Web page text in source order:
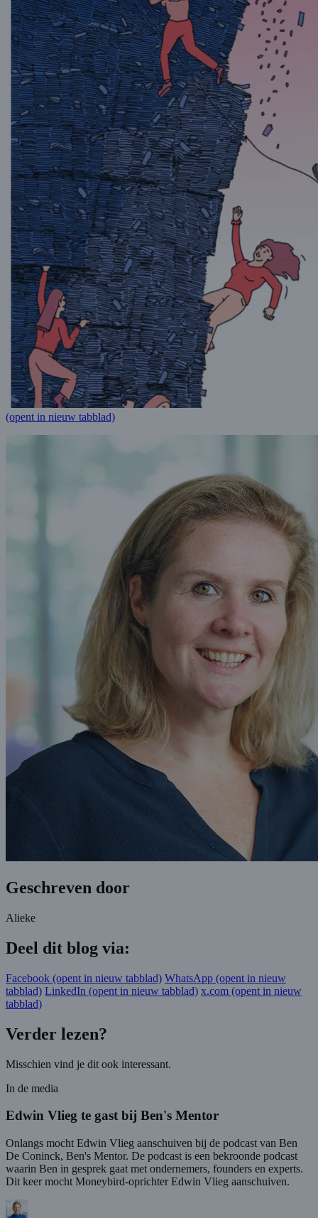
(opent in nieuw tabblad)
Geschreven door
Alieke
Deel dit blog via:
Facebook (opent in nieuw tabblad) WhatsApp (opent in nieuw
tabblad) LinkedIn (opent in nieuw tabblad) x.com (opent in nieuw
tabblad)
Verder lezen?
Misschien vind je dit ook interessant.
In de media
Edwin Vlieg te gast bij Ben's Mentor
Onlangs mocht Edwin Vlieg aanschuiven bij de podcast van Ben
De Coninck, Ben's Mentor. De podcast is een bekroonde podcast
waarin Ben in gesprek gaat met ondernemers, founders en experts.
Dit keer mocht Moneybird-oprichter Edwin Vlieg aanschuiven.